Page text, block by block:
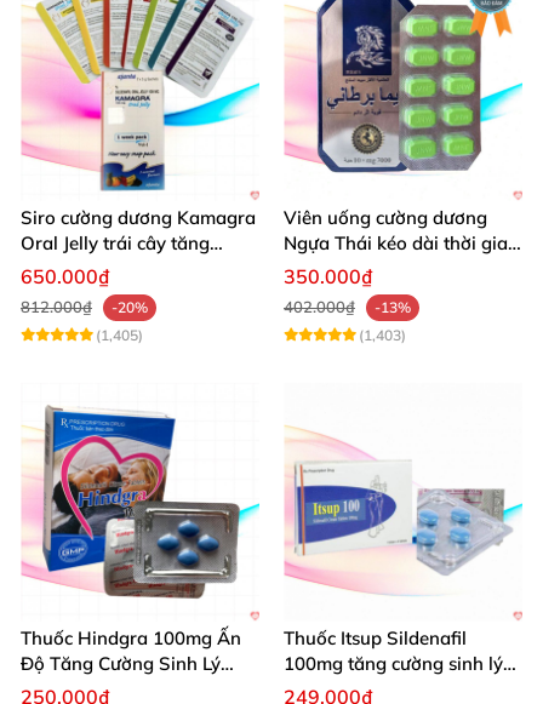
Siro cường dương Kamagra
Oral Jelly trái cây tăng
cường sinh lý nam
650.000₫
812.000₫
-20%
(1,405)
Viên uống cường dương
Ngựa Thái kéo dài thời gian
quan hệ
350.000₫
402.000₫
-13%
(1,403)
Thuốc Hindgra 100mg Ấn
Độ Tăng Cường Sinh Lý
Nam Hiệu Quả
250.000₫
Thuốc Itsup Sildenafil
100mg tăng cường sinh lý
kéo dài thời gian cho nam
249.000₫